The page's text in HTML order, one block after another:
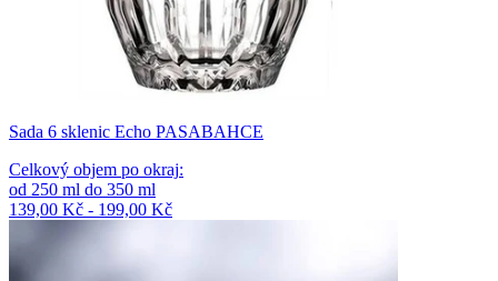
Sada 6 sklenic Echo PASABAHCE
Celkový objem po okraj:
od 250 ml do 350 ml
139,00 Kč - 199,00 Kč